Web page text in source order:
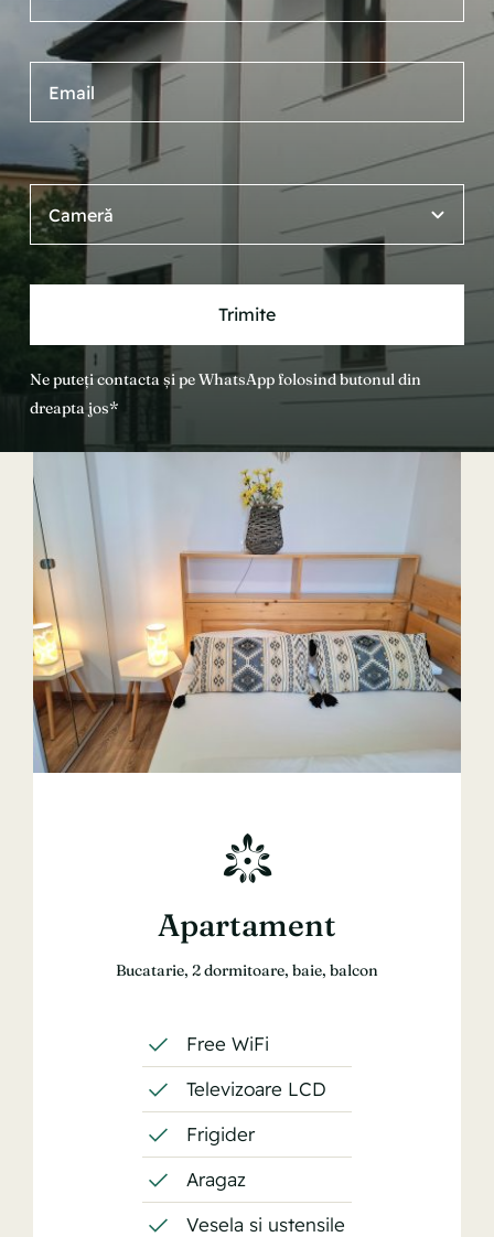
Trimite
Ne puteți contacta și pe WhatsApp folosind butonul din
dreapta jos*
Apartament
Bucatarie, 2 dormitoare, baie, balcon
Free WiFi
Televizoare LCD
Frigider
Aragaz
Vesela si ustensile